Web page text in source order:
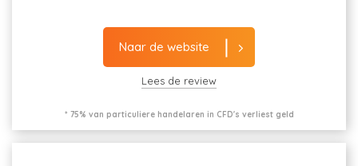
Naar de website
Lees de review
* 75% van particuliere handelaren in CFD's verliest geld